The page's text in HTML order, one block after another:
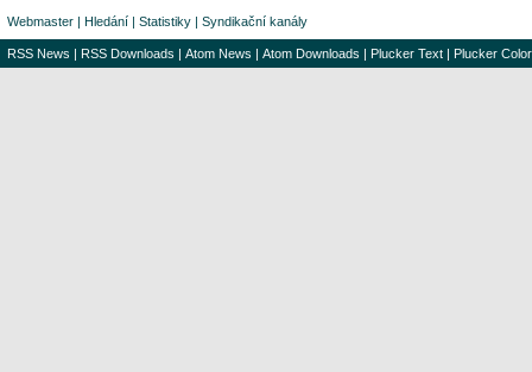
Webmaster | Hledání | Statistiky | Syndikační kanály
RSS News | RSS Downloads | Atom News | Atom Downloads | Plucker Text | Plucker Color